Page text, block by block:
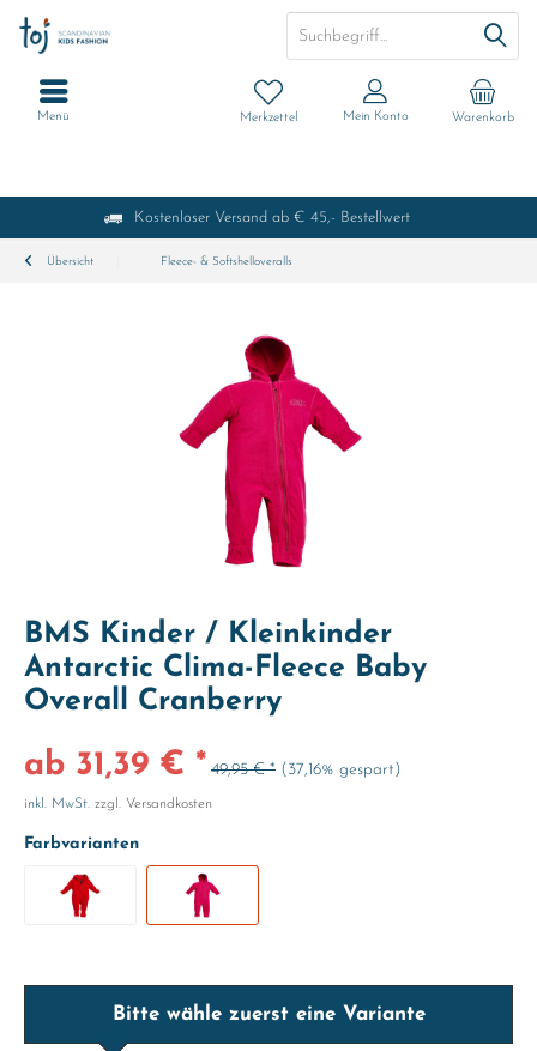
Kostenloser Versand ab € 45,- Bestellwert
Warenkorb
Merkzettel Mein Konto
Menü
Übersicht Fleece- & Softshelloveralls
BMS Kinder / Kleinkinder
Antarctic Clima-Fleece Baby
Overall Cranberry
ab 31,39 € * 49,95 € * (37,16% gespart)
inkl. MwSt. zzgl. Versandkosten
Farbvarianten
Bitte wähle zuerst eine Variante